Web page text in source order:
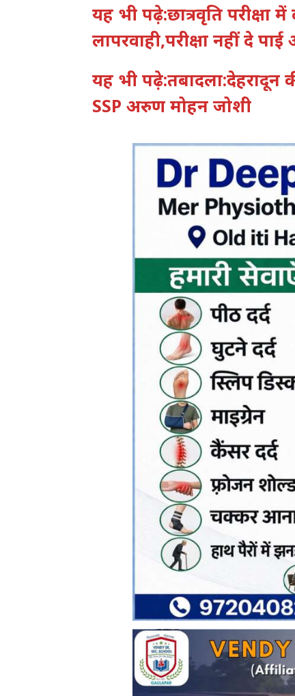
यह भी पढ़े:छात्रवृति परीक्षा
लापरवाही,परीक्षा नहीं दे पाई
यह भी पढ़े:तबादला:देहरादून
SSP अरुण मोहन जोशी